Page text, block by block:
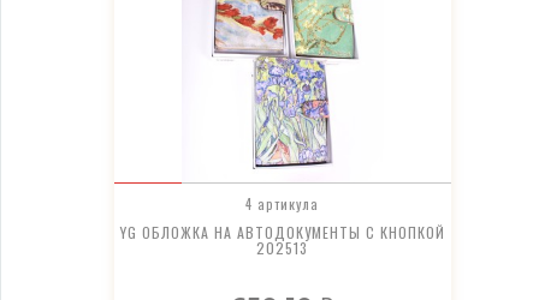
4 артикула
YG ОБЛОЖКА НА АВТОДОКУМЕНТЫ С КНОПКОЙ
202513